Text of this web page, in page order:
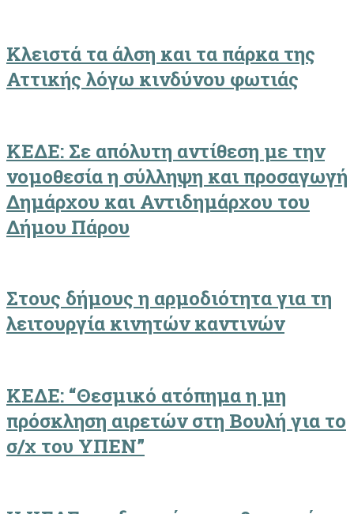
Κλειστά τα άλση και τα πάρκα της
Αττικής λόγω κινδύνου φωτιάς
ΚΕΔΕ: Σε απόλυτη αντίθεση με την
νομοθεσία η σύλληψη και προσαγωγή
Δημάρχου και Αντιδημάρχου του
Δήμου Πάρου
Στους δήμους η αρμοδιότητα για τη
λειτουργία κινητών καντινών
ΚΕΔΕ: “Θεσμικό ατόπημα η μη
πρόσκληση αιρετών στη Βουλή για το
σ/χ του ΥΠΕΝ”